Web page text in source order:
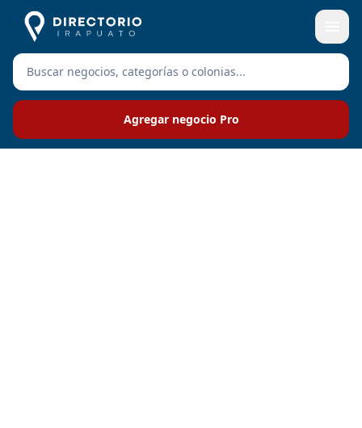
Agregar negocio Pro